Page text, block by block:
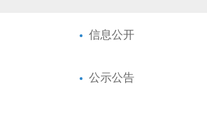
信息公开
公示公告